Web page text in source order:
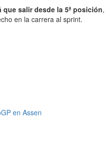
salir desde la 5ª posición
en la carrera al sprint.
en Assen